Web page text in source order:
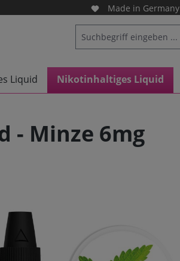
Made in Germany
Liquid Nikotinhaltiges Liquid
- Minze 6mg